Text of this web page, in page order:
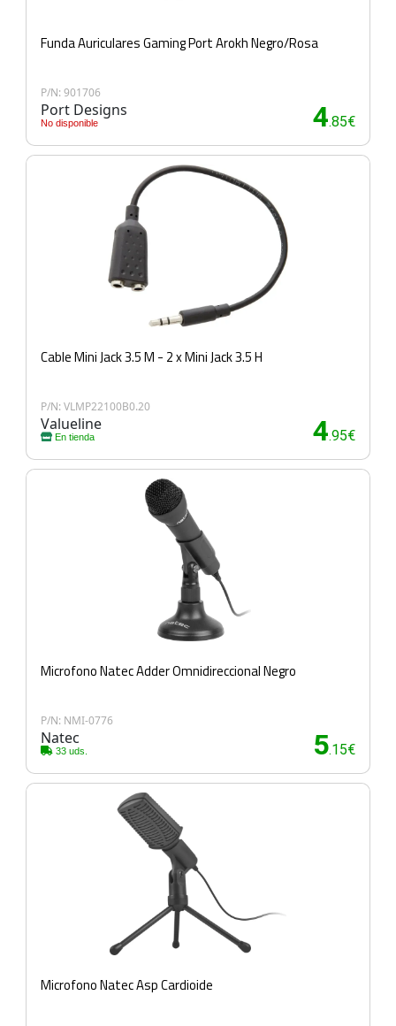
Funda Auriculares Gaming Port Arokh Negro/Rosa
P/N: 901706
Port Designs
No disponible 4.85€
Cable Mini Jack 3.5 M - 2 x Mini Jack 3.5 H
P/N: VLMP22100B0.20
Valueline
En tienda 4.95€
Microfono Natec Adder Omnidireccional Negro
P/N: NMI-0776
Natec
33 uds. 5.15€
Microfono Natec Asp Cardioide